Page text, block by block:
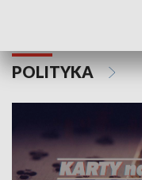
POLITYKA